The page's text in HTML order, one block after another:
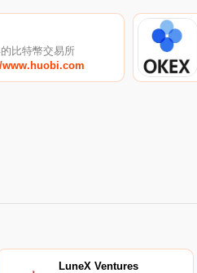
比特幣交易所
www.huobi.com
LuneX Ventures